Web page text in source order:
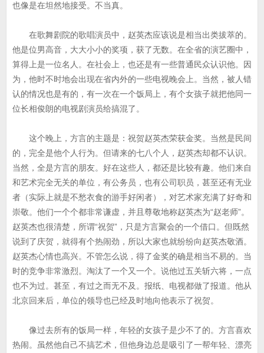
也像是在坦然地接受。不当真。
在歌舞剧院的歌唱演员中，赵英杰应该说是相当出类拔萃的。
他是位男高音，大大小小的奖项，获了无数。在全省的演艺圈中，
算得上是一位名人。在社会上，也还是有一些普通民众认识他。因
为，他时不时地会出现在省内外的一些电视晚会上。当然，被人错
认的情况也是有的，有一次在一个饭局上，有个女孩子就把他同一
位长相俊朗的电视剧演员给搞混了。
这个晚上，方言的主题是：祝贺赵英杰荣获金奖。当然是民间
的，完全是他个人行为。但请来的七八个人，赵英杰却都不认识。
当然，全是方言的朋友。好在这些人，都还是比较有趣。他们来自
和艺术完全无关的单位，有公务员，也有公司职员，甚至还有无业
者（实际上就是不愁衣食的游手好闲者），对艺术家充满了好奇和
崇敬。他们一个个都非常谦虚，并且尊敬地称赵英杰为“赵老师”。
赵英杰也很清楚，所谓“祝贺”，只是方言聚会的一个借口。但既然
说到了庆贺，就得有个热闹劲，所以大家也就纷纷向赵英杰敬酒。
赵英杰心情也高兴。不管怎么说，得了金奖的确是相当不易的。当
时的竞争非常激烈。淘汰了一个又一个。说他过五关斩六将，一点
也不为过。甚至，有过之而无不及。报纸、电视都做了报道。他从
北京回来后，单位的领导也已经及时地向他表示了祝贺。
像过去所有的饭局一样，年轻的女孩子是少不了的。方言喜欢
热闹。虽然他自己不搞艺术，但他身边总是吸引了一帮年轻、漂亮